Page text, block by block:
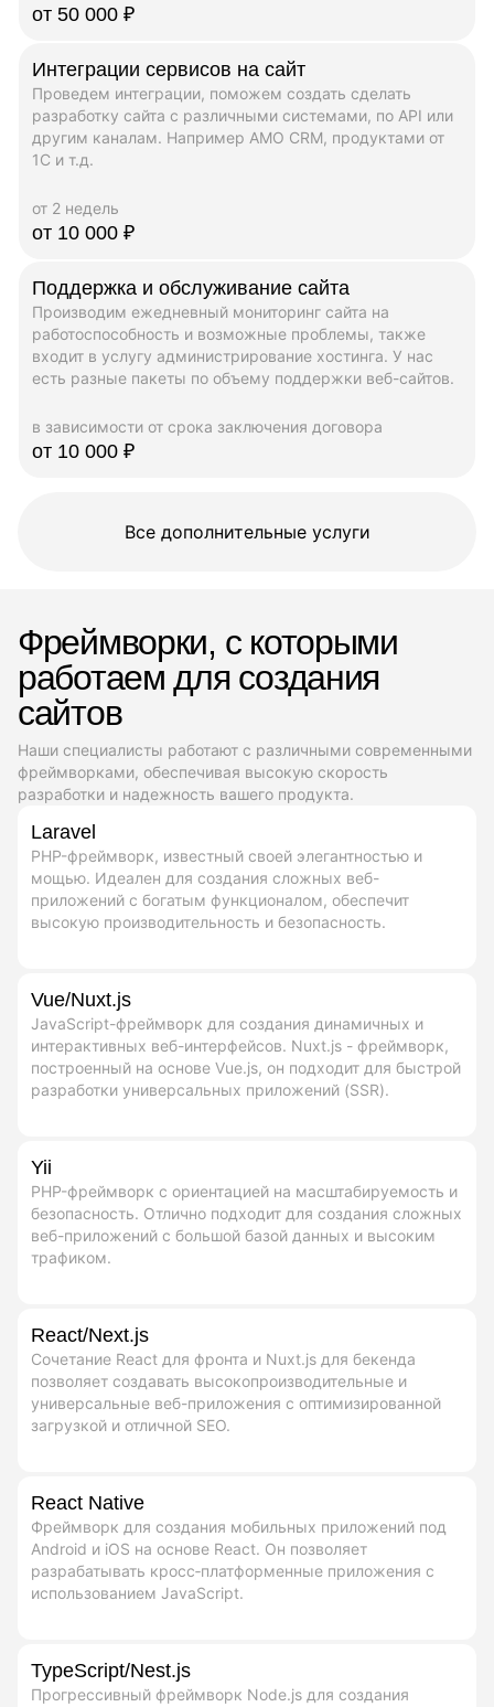
от 50 000 ₽
Интеграции сервисов на сайт
Проведем интеграции, поможем создать сделать
разработку сайта с различными системами, по API или
другим каналам. Например AMO CRM, продуктами от
1C и т.д.
от 2 недель
от 10 000 ₽
Поддержка и обслуживание сайта
Производим ежедневный мониторинг сайта на
работоспособность и возможные проблемы, также
входит в услугу администрирование хостинга. У нас
есть разные пакеты по объему поддержки веб-сайтов.
в зависимости от срока заключения договора
от 10 000 ₽
Все дополнительные услуги
Фреймворки, с которыми
работаем для создания
сайтов
Наши специалисты работают с различными современными
фреймворками, обеспечивая высокую скорость
разработки и надежность вашего продукта.
Laravel
PHP-фреймворк, известный своей элегантностью и
мощью. Идеален для создания сложных веб-
приложений с богатым функционалом, обеспечит
высокую производительность и безопасность.
Vue/Nuxt.js
JavaScript-фреймворк для создания динамичных и
интерактивных веб-интерфейсов. Nuxt.js - фреймворк,
построенный на основе Vue.js, он подходит для быстрой
разработки универсальных приложений (SSR).
Yii
PHP-фреймворк с ориентацией на масштабируемость и
безопасность. Отлично подходит для создания сложных
веб-приложений с большой базой данных и высоким
трафиком.
React/Next.js
Сочетание React для фронта и Nuxt.js для бекенда
позволяет создавать высокопроизводительные и
универсальные веб-приложения с оптимизированной
загрузкой и отличной SEO.
React Native
Фреймворк для создания мобильных приложений под
Android и iOS на основе React. Он позволяет
разрабатывать кросс‑платформенные приложения с
использованием JavaScript.
TypeScript/Nest.js
Прогрессивный фреймворк Node.js для создания